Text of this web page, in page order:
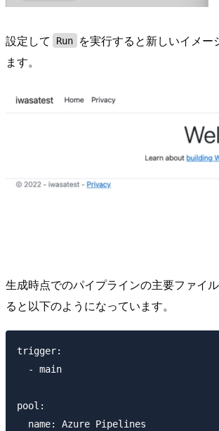
設定して Run
を実行すると新しいイメー
ます。
生成時点でのパイプラインの主要ファイ
ると以下のようになっています。
trigger:
  - main
pool:
  name: Azure Pipelines